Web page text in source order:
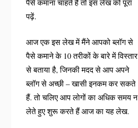
पैसे कमाना चाहते हैं तो इस लेख को पूरा
पढ़ें.
आज एक इस लेख में मैंने आपको ब्लॉग से
पैसे कमाने के 10 तरीकों के बारे में विस्तार
से बताया है, जिनकी मदद से आप अपने
ब्लॉग से अच्छी – खासी इनकम कर सकते
हैं. तो चलिए आप लोगों का अधिक समय न
लेते हुए शुरू करते हैं आज का यह लेख.